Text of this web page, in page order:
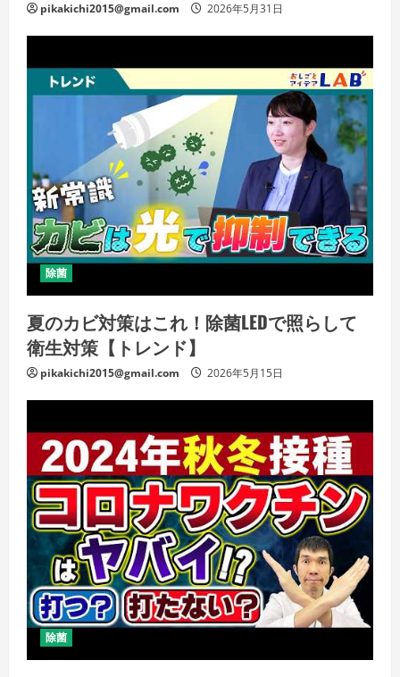
pikakichi2015@gmail.com 2026年5月31日
除菌
夏のカビ対策はこれ！除菌LEDで照らして
衛生対策【トレンド】
pikakichi2015@gmail.com 2026年5月15日
除菌